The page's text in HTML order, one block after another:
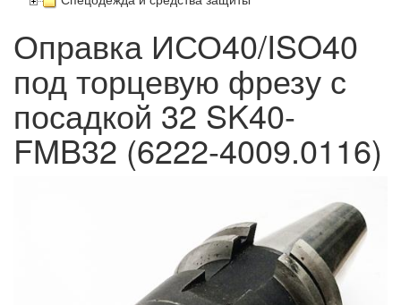
Оправка ИСО40/ISO40
под торцевую фрезу с
посадкой 32 SK40-
FMB32 (6222-4009.0116)